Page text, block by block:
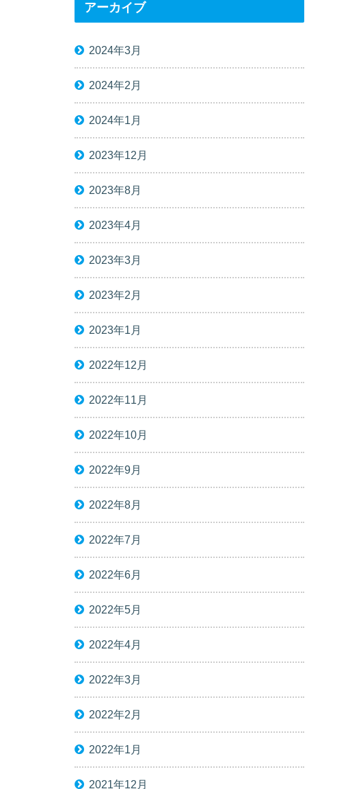
アーカイブ
2024年3月
2024年2月
2024年1月
2023年12月
2023年8月
2023年4月
2023年3月
2023年2月
2023年1月
2022年12月
2022年11月
2022年10月
2022年9月
2022年8月
2022年7月
2022年6月
2022年5月
2022年4月
2022年3月
2022年2月
2022年1月
2021年12月